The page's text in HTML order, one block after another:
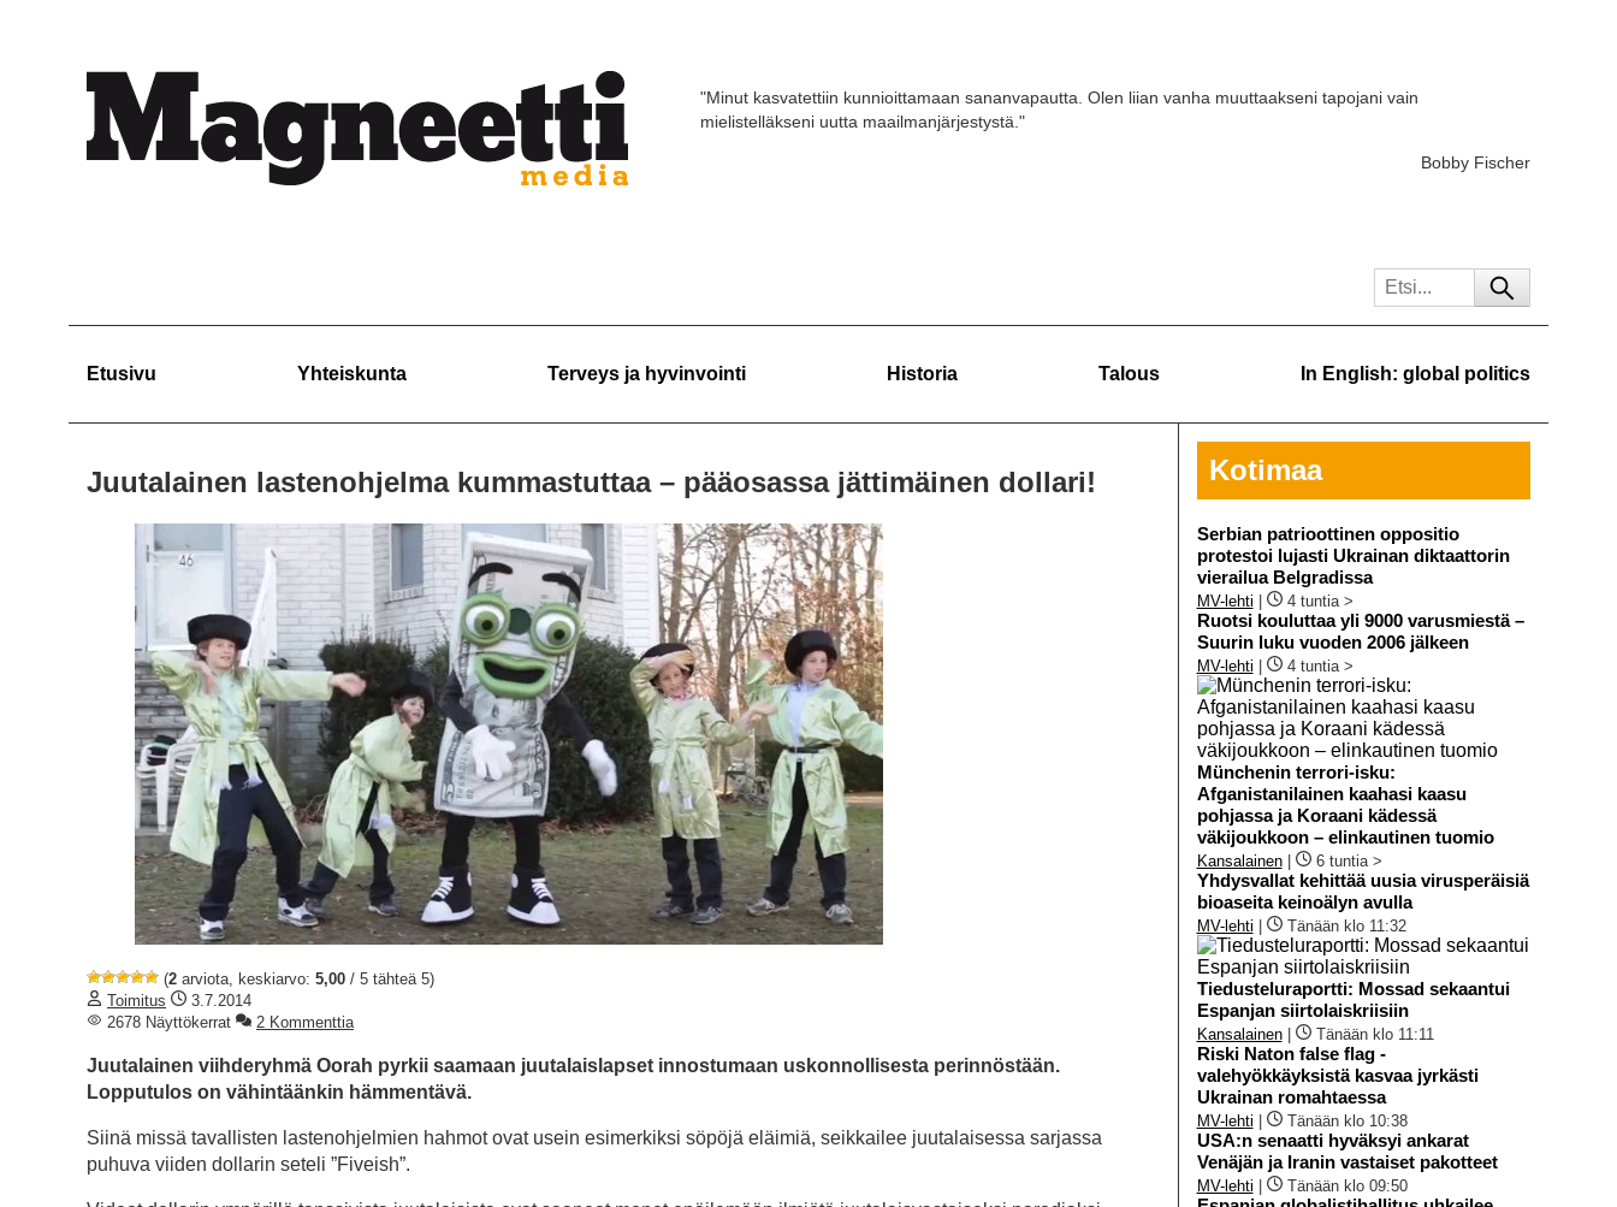
"Minut kasvatettiin kunnioittamaan sananvapautta. Olen liian vanha muuttaakseni tapojani vain
mielistelläkseni uutta maailmanjärjestystä."
Bobby Fischer
Etusivu Yhteiskunta Terveys ja hyvinvointi Historia Talous In English: global politics
Juutalainen lastenohjelma kummastuttaa – pääosassa jättimäinen dollari!
(2 arviota, keskiarvo: 5,00 / 5 tähteä 5)
Toimitus
3.7.2014
2678 Näyttökerrat
2 Kommenttia
Juutalainen viihderyhmä Oorah pyrkii saamaan juutalaislapset innostumaan uskonnollisesta perinnöstään.
Lopputulos on vähintäänkin hämmentävä.
Siinä missä tavallisten lastenohjelmien hahmot ovat usein esimerkiksi söpöjä eläimiä, seikkailee juutalaisessa sarjassa
puhuva viiden dollarin seteli ”Fiveish”.
Kotimaa
Serbian patrioottinen oppositio
protestoi lujasti Ukrainan diktaattorin
vierailua Belgradissa
MV-lehti 4 tuntia >
Ruotsi kouluttaa yli 9000 varusmiestä –
Suurin luku vuoden 2006 jälkeen
MV-lehti 4 tuntia >
Münchenin terrori-isku:
Afganistanilainen kaahasi kaasu
pohjassa ja Koraani kädessä
väkijoukkoon – elinkautinen tuomio
Kansalainen| 6 tuntia >
Yhdysvallat kehittää uusia virusperäisiä
bioaseita keinoälyn avulla
MV-lehti Tänään klo 11:32
Tiedusteluraportti: Mossad sekaantui
Espanjan siirtolaiskriisiin
Kansalainen| Tänään klo 11:11
Riski Naton false flag -
valehyökkäyksistä kasvaa jyrkästi
Ukrainan romahtaessa
MV-lehti Tänään klo 10:38
USA:n senaatti hyväksyi ankarat
Venäjän ja Iranin vastaiset pakotteet
MV-lehti Tänään klo 09:50